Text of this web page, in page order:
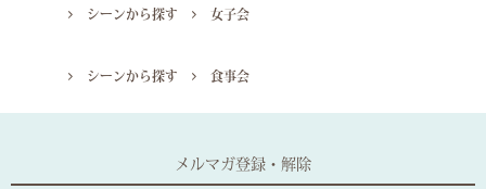
シーンから探す 女子会
シーンから探す 食事会
メルマガ登録・解除